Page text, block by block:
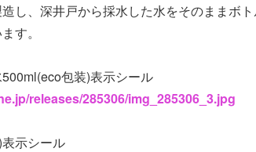
し、深井戸から採水した水をそのままボ
す。
包装)表示シール
releases/285306/img_285306_3.jpg
示シール